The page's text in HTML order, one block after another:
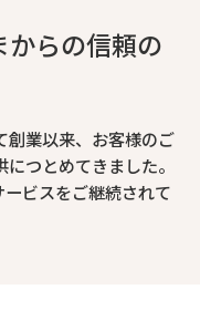
からの信頼の
創業以来、お客様のご
つとめてきました。
ビスをご継続されて